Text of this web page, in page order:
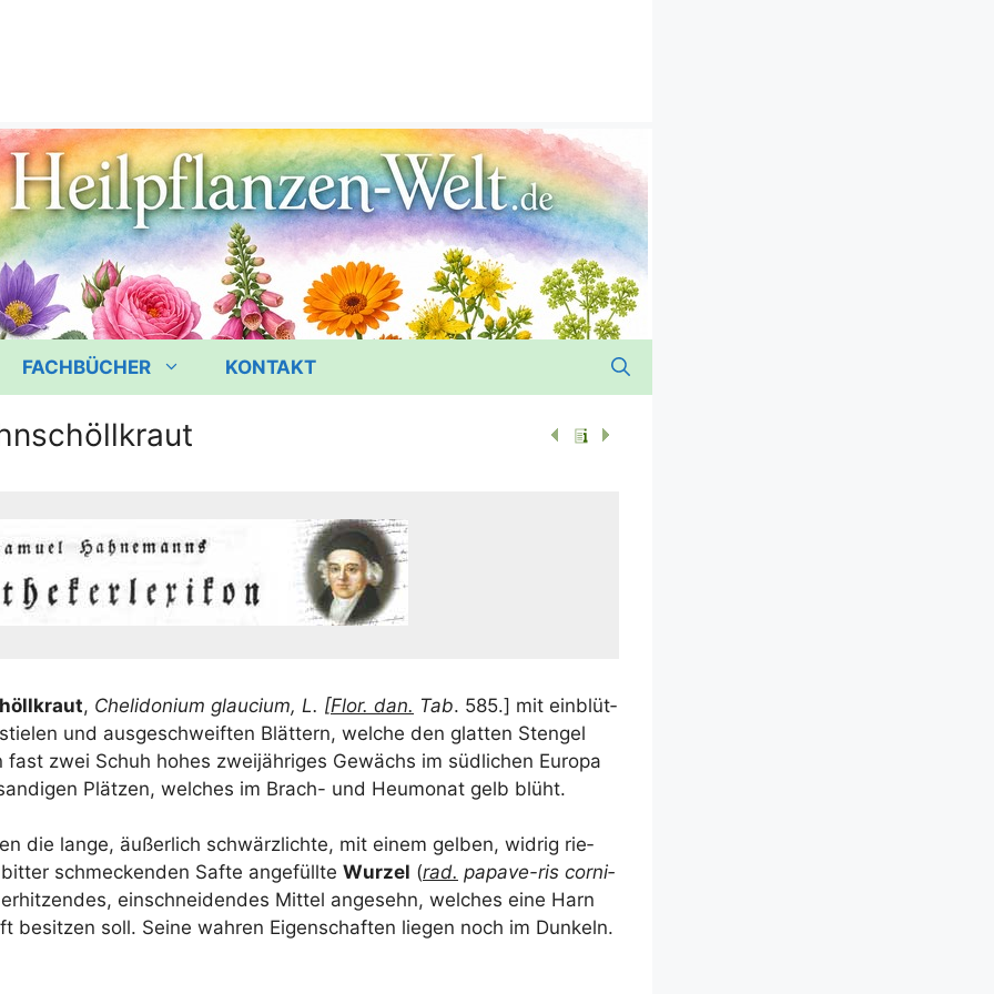
FACHBÜCHER KONTAKT
, Cheli­do­ni­um glau­ci­um, L. [Flor. dan. Tab. 585.] mit ein­blüt­
und aus­ge­schweif­ten Blät­tern, wel­che den glat­ten Sten­gel
fast zwei Schuh hohes zwei­jäh­ri­ges Gewächs im süd­li­chen Euro­pa
Plät­zen, wel­ches im Brach- und Heu­mo­nat gelb blüht.
die lan­ge, äußer­lich schwärz­lich­te, mit einem gel­ben, wid­rig rie­
schme­cken­den Saf­te ange­füll­te Wur­zel (rad. papa­ve-ris cor­ni­
ein­schnei­den­des Mit­tel ange­sehn, wel­ches eine Harn
besit­zen soll. Sei­ne wah­ren Eigen­schaf­ten lie­gen noch im Dunkeln.